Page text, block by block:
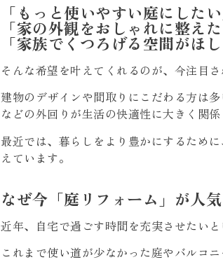
「もっと使いやすい庭にしたい
「家の外観をおしゃれに整えた
「家族でくつろげる空間がほし
そんな希望を叶えてくれるのが、今注目
建物のデザインや間取りにこだわる方は
などの外回りが生活の快適性に大きく関
最近では、暮らしをより豊かにするため
えています。
なぜ今「庭リフォーム」が人
近年、自宅で過ごす時間を充実させたい
これまで使い道が少なかった庭やバルコニ